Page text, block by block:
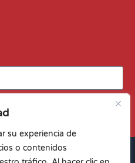
su experiencia de
o contenidos
ofertas
· by